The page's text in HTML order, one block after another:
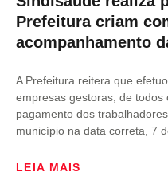
Prefeitura criam
acompanhamento
A Prefeitura reitera que
empresas gestoras, de
pagamento dos
município na data correta, 7
LEIA MAIS